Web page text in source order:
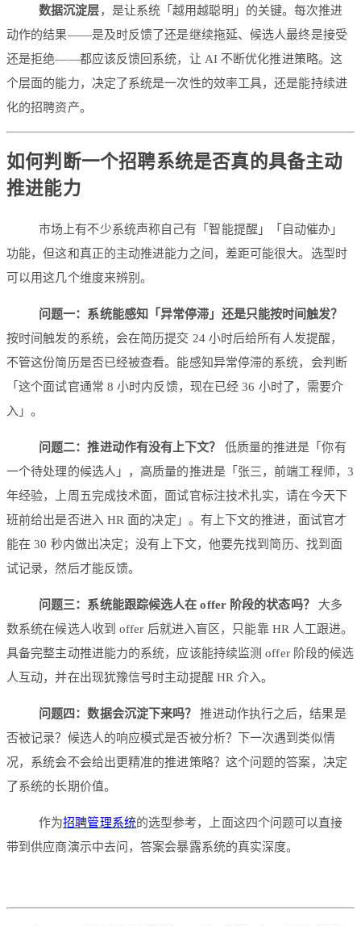
数据沉淀层，是让系统「越用越聪明」的关键。每次推进
动作的结果——是及时反馈了还是继续拖延、候选人最终是接受
还是拒绝——都应该反馈回系统，让 AI 不断优化推进策略。这
个层面的能力，决定了系统是一次性的效率工具，还是能持续进
化的招聘资产。
如何判断一个招聘系统是否真的具备主动
推进能力
市场上有不少系统声称自己有「智能提醒」「自动催办」
功能，但这和真正的主动推进能力之间，差距可能很大。选型时
可以用这几个维度来辨别。
问题一：系统能感知「异常停滞」还是只能按时间触发？
按时间触发的系统，会在简历提交 24 小时后给所有人发提醒，
不管这份简历是否已经被查看。能感知异常停滞的系统，会判断
「这个面试官通常 8 小时内反馈，现在已经 36 小时了，需要介
入」。
问题二：推进动作有没有上下文？
低质量的推进是「你有
一个待处理的候选人」，高质量的推进是「张三，前端工程师，3
年经验，上周五完成技术面，面试官标注技术扎实，请在今天下
班前给出是否进入 HR 面的决定」。有上下文的推进，面试官才
能在 30 秒内做出决定；没有上下文，他要先找到简历、找到面
试记录，然后才能反馈。
问题三：系统能跟踪候选人在 offer 阶段的状态吗？
大多
数系统在候选人收到 offer 后就进入盲区，只能靠 HR 人工跟进。
具备完整主动推进能力的系统，应该能持续监测 offer 阶段的候选
人互动，并在出现犹豫信号时主动提醒 HR 介入。
问题四：数据会沉淀下来吗？
推进动作执行之后，结果是
否被记录？候选人的响应模式是否被分析？下一次遇到类似情
况，系统会不会给出更精准的推进策略？这个问题的答案，决定
了系统的长期价值。
作为招聘管理系统的选型参考，上面这四个问题可以直接
带到供应商演示中去问，答案会暴露系统的真实深度。